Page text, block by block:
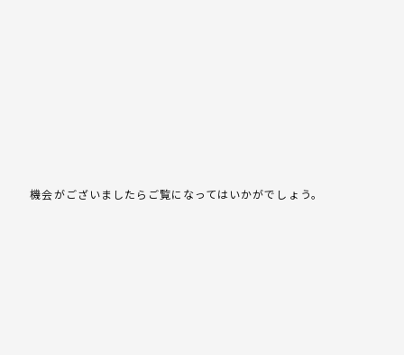
機会がございましたらご覧になってはいかがでしょう。